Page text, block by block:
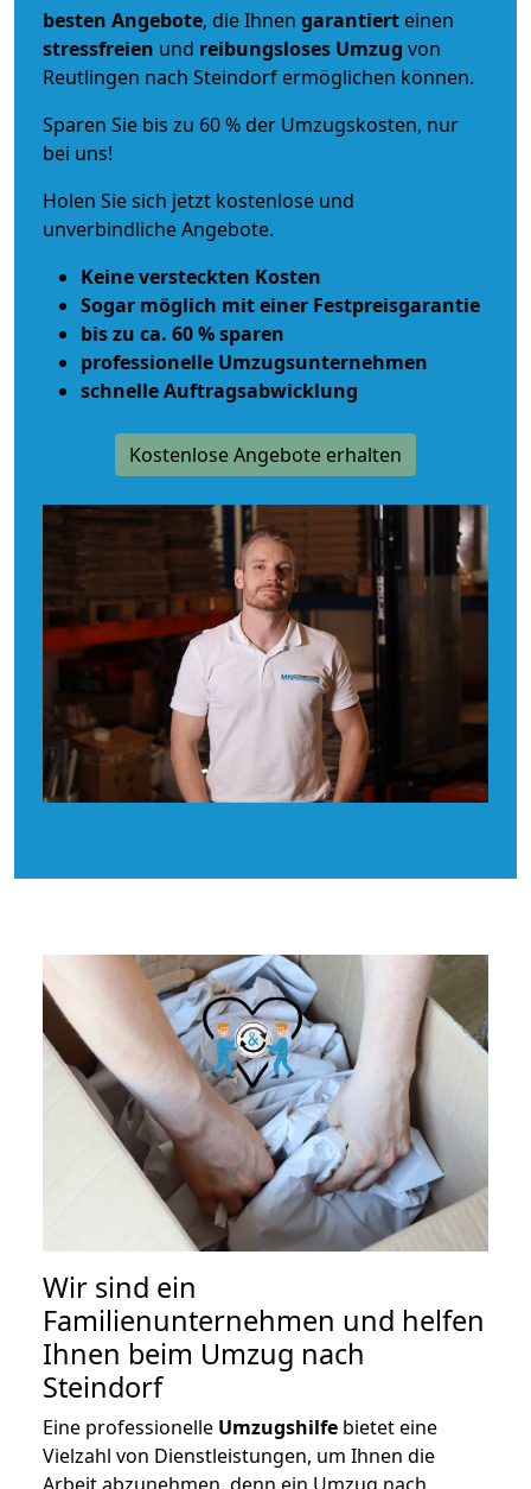
besten Angebote, die Ihnen garantiert einen
stressfreien und reibungsloses Umzug von
Reutlingen nach Steindorf ermöglichen können.
Sparen Sie bis zu 60 % der Umzugskosten, nur
bei uns!
Holen Sie sich jetzt kostenlose und
unverbindliche Angebote.
Keine versteckten Kosten
Sogar möglich mit einer Festpreisgarantie
bis zu ca. 60 % sparen
professionelle Umzugsunternehmen
schnelle Auftragsabwicklung
Kostenlose Angebote erhalten
Wir sind ein
Familienunternehmen und helfen
Ihnen beim Umzug nach
Steindorf
Eine professionelle Umzugshilfe bietet eine
Vielzahl von Dienstleistungen, um Ihnen die